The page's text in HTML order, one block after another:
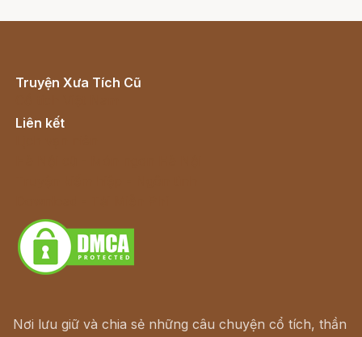
Truyện Xưa Tích Cũ
Liên kết
Nơi lưu giữ và chia sẻ những câu chuyện cổ tích, thần